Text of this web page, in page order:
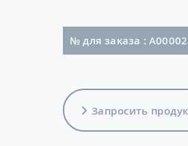
№ для заказа :
Запросить